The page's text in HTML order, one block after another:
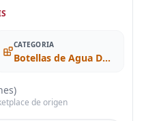
CATEGORIA
Botellas de Agua Deportivas
de origen